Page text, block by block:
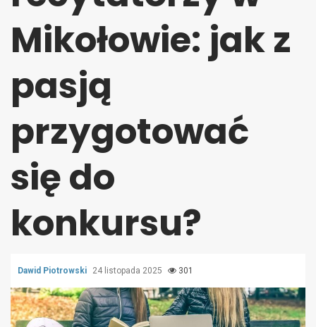
Mikołowie: jak z
pasją
przygotować
się do
konkursu?
Dawid Piotrowski 24 listopada 2025 301